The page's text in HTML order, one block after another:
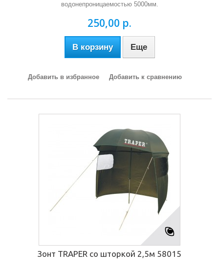
водонепроницаемостью 5000мм.
250,00 р.
В корзину Еще
Добавить в избранное Добавить к сравнению
Зонт TRAPER со шторкой 2,5м 58015